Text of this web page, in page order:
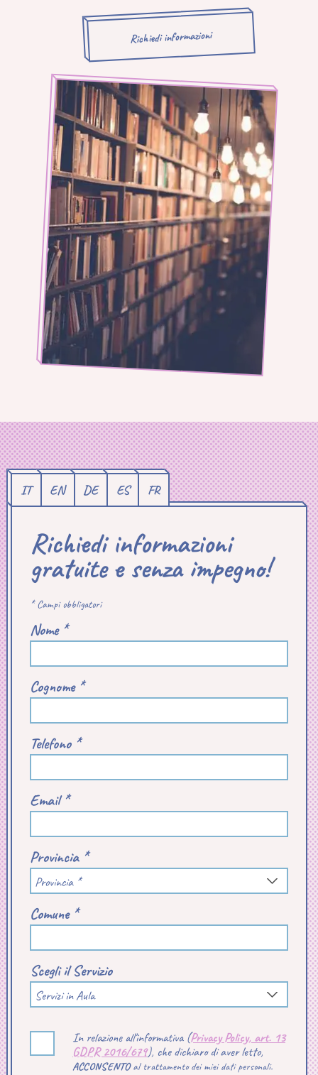
Richiedi informazioni
IT EN DE ES FR
Richiedi informazioni
gratuite e senza impegno!
* Campi obbligatori
Nome *
Cognome *
Telefono *
Email *
Provincia *
Provincia *
Comune *
Scegli il Servizio
Servizi in Aula
In relazione all'informativa (Privacy Policy, art. 13
GDPR 2016/679), che dichiaro di aver letto,
ACCONSENTOal trattamento dei miei dati personali.